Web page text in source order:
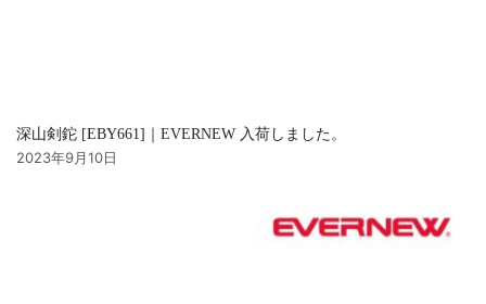
深山剣鉈 [EBY661]｜EVERNEW 入荷しました。
2023年9月10日